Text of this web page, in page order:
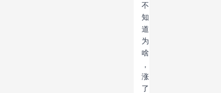
不
知
道
为
啥
，
涨
了